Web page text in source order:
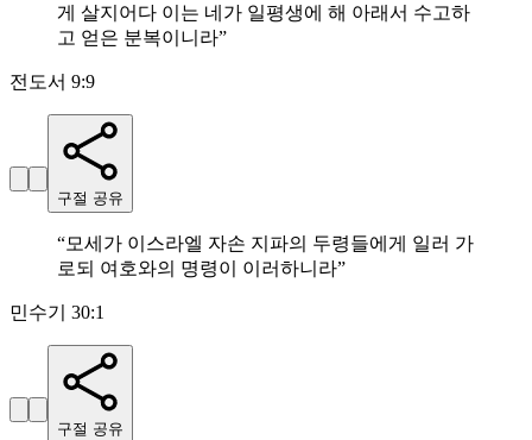
게 살지어다 이는 네가 일평생에 해 아래서 수고하
고 얻은 분복이니라”
전도서 9:9
구절 공유
“모세가 이스라엘 자손 지파의 두령들에게 일러 가
로되 여호와의 명령이 이러하니라”
민수기 30:1
구절 공유